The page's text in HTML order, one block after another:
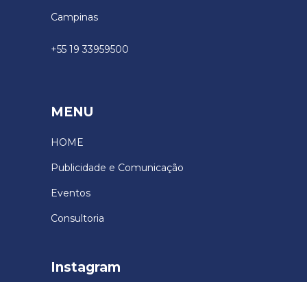
Campinas
+55 19 33959500
MENU
HOME
Publicidade e Comunicação
Eventos
Consultoria
Instagram